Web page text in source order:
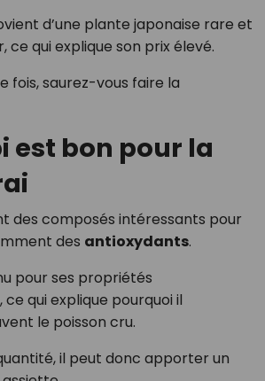
d’une plante japonaise rare et
ce qui explique son prix élevé.
fois, saurez-vous faire la
est bon pour la
des composés intéressants pour
des antioxydants.
pour ses propriétés
qui explique pourquoi il
le poisson cru.
il peut donc apporter un